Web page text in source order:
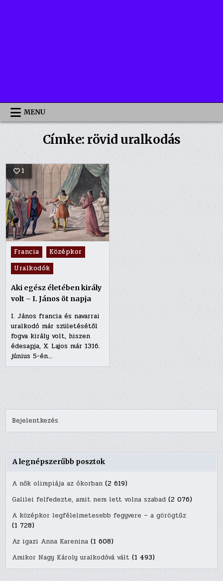
MENU
Címke: rövid uralkodás
1
Posted
in
Francia
Középkor
Uralkodók
Aki egész életében király
volt – I. János öt napja
I. János francia és navarrai
uralkodó már születésétől
fogva király volt, hiszen
édesapja, X. Lajos már 1316.
június 5-én…
Bejelentkezés
A legnépszerűbb posztok
A nők olimpiája az ókorban (2 619)
Galilei felfedezte, amit nem lett volna szabad (2 076)
A középkor legfélelmetesebb fegyvere – a görögtűz
(1 728)
Az igazi Anna Karenina (1 608)
Amikor Nagy Károly uralkodóvá vált (1 493)